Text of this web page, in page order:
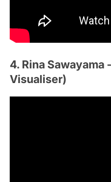
4. Rina Sawayama
Visualiser)